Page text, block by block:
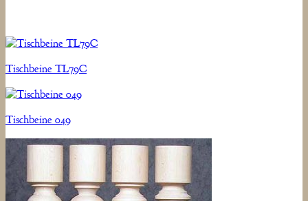
Tischbeine TL79C
Tischbeine 049